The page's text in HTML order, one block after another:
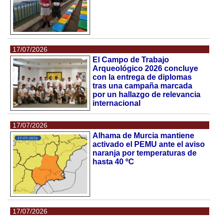
17/07/2026
El Campo de Trabajo
Arqueológico 2026 concluye
con la entrega de diplomas
tras una campaña marcada
por un hallazgo de relevancia
internacional
17/07/2026
Alhama de Murcia mantiene
activado el PEMU ante el aviso
naranja por temperaturas de
hasta 40 ºC
17/07/2026